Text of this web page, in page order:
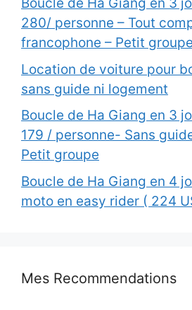
Boucle de Ha Giang en 3
280/ personne – Tout
francophone – Petit groupe
Location de voiture pour
sans guide ni logement
Boucle de Ha Giang en 3
179 / personne- Sans
Petit groupe
Boucle de Ha Giang en 4
moto en easy rider ( 224
Mes Recommendations